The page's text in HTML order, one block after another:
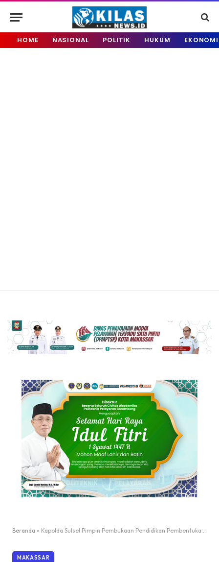
HOME NASIONAL POLITIK HUKUM EKONOMI
Beranda » Kapolda Sulsel Pimpin Pembukaan Pendidikan Pembentukan Bintara Polri Gelombang I T.A. 2026
MAKASSAR